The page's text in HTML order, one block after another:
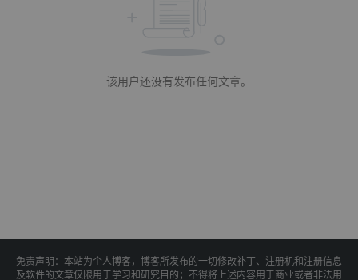
该用户还没有发布任何文章。
免责声明：本站为个人博客，博客所发布的一切修改补丁、注册机和注册信息
及软件的文章仅限用于学习和研究目的；不得将上述内容用于商业或者非法用